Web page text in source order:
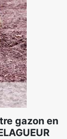
gazon en